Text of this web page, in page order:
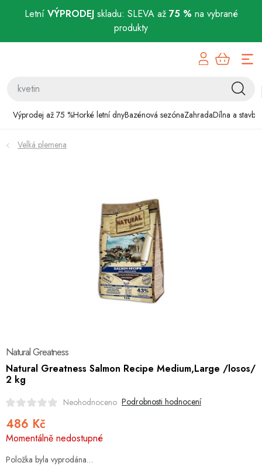
Letní VÝPRODEJskladu: SLEVA až 75 % na vybrané
produkty
Výprodej až 75 %Horké letní dnyBazénová sezónaZahradaDílna a stavba
Bazénová sezóna
Zahrada
Chovatelské potřeby
Dětské zboží a hračky
World Cleanup Day
Vrácení a reklamace
Zásady používání cookies
Velká plemena
486 Kč
cena:
Položka byla vyprodána…
Momentálně nedostupné
Natural Greatness
Natural Greatness Salmon Recipe Medium,Large /losos/
2 kg
Neohodnoceno Podrobnosti hodnocení